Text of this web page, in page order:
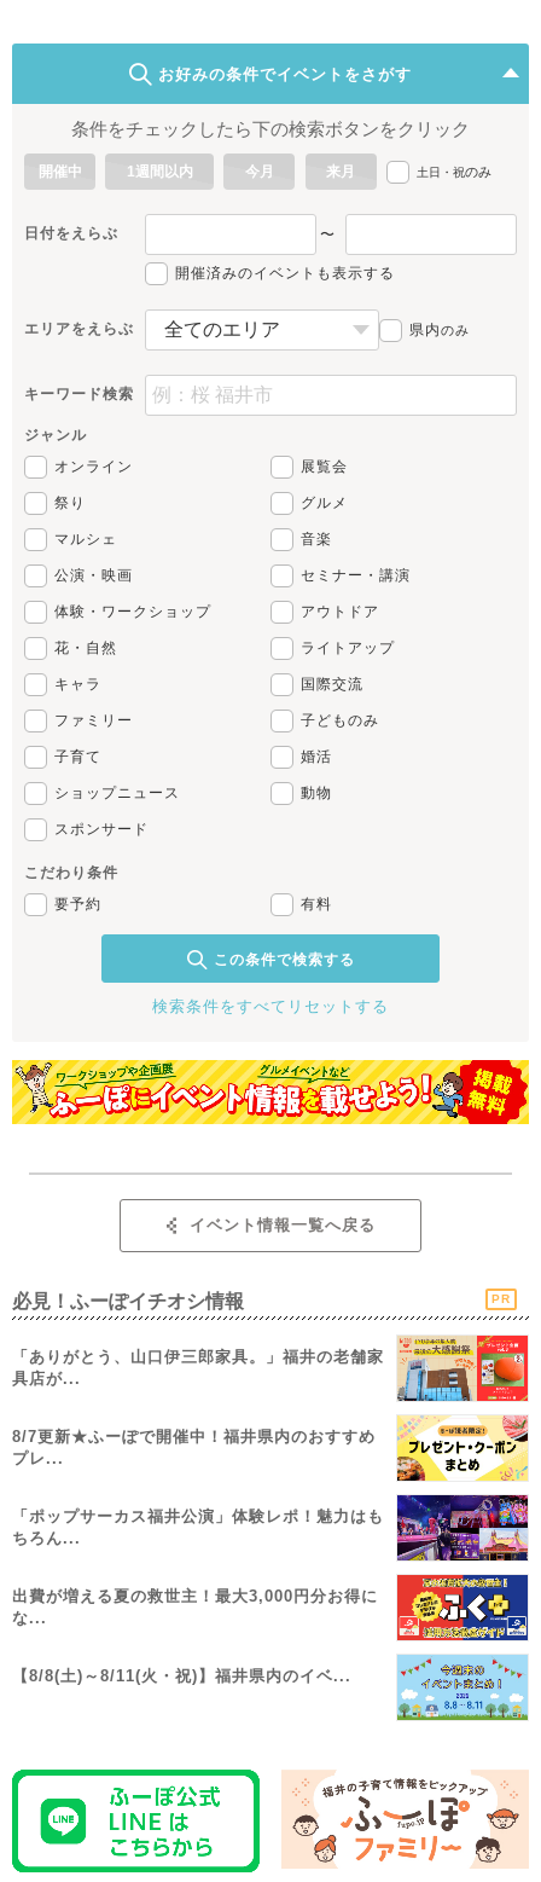
お好みの条件でイベントをさがす
条件をチェックしたら下の検索ボタンをクリック
開催中 1週間以内 今月 来月 土日・祝のみ
日付をえらぶ 〜
開催済みのイベントも表示する
エリアをえらぶ 県内のみ
キーワード検索
ジャンル
オンライン
展覧会
祭り グルメ
マルシェ 音楽
公演・映画 セミナー・講演
体験・ワークショップ アウトドア
花・自然 ライトアップ
キャラ 国際交流
ファミリー 子どものみ
子育て 婚活
ショップニュース 動物
スポンサード
こだわり条件
要予約
有料
この条件で検索する
検索条件をすべてリセットする
イベント情報一覧へ戻る
必見！ふーぽイチオシ情報 PR
「ありがとう、山口伊三郎家具。」福井の老舗家
具店が...
8/7更新★ふーぽで開催中！福井県内のおすすめ
プレ...
「ポップサーカス福井公演」体験レポ！魅力はも
ちろん...
出費が増える夏の救世主！最大3,000円分お得に
な...
【8/8(土)～8/11(火・祝)】福井県内のイベ...